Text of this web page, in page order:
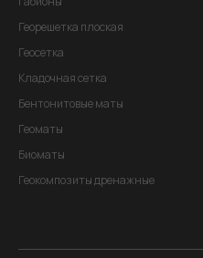
Георешетка плоская
Геосетка
Кладочная сетка
Бентонитовые маты
Геоматы
Биоматы
Геокомпозиты дренажные